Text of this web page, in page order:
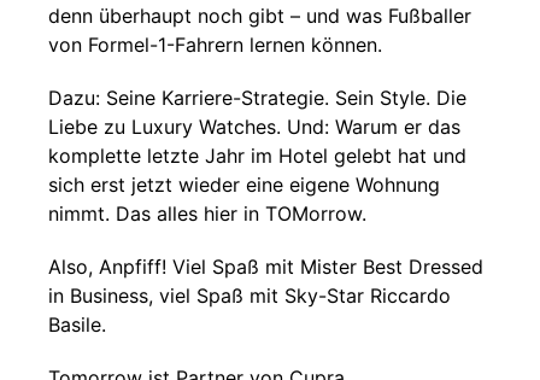
denn überhaupt noch gibt – und was Fußballer
von Formel-1-Fahrern lernen können.
Dazu: Seine Karriere-Strategie. Sein Style. Die
Liebe zu Luxury Watches. Und: Warum er das
komplette letzte Jahr im Hotel gelebt hat und
sich erst jetzt wieder eine eigene Wohnung
nimmt. Das alles hier in TOMorrow.
Also, Anpfiff! Viel Spaß mit Mister Best Dressed
in Business, viel Spaß mit Sky-Star Riccardo
Basile.